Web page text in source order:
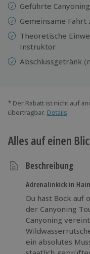
Geführte
Gemeinsame
Theoretische
Instruktor
Abschlussgetränk
* Der Rabatt ist nicht auf
übertragbar. Details
Alles auf einen
Beschreibung
Adrenalinkick in
Du hast Bock auf
der Canyoning
Canyoning
ein absolutes